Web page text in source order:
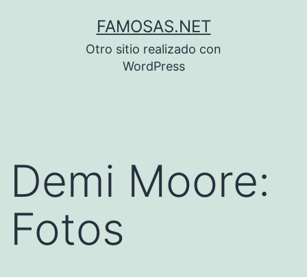
FAMOSAS.NET
Otro sitio realizado con
WordPress
Demi Moore:
Fotos